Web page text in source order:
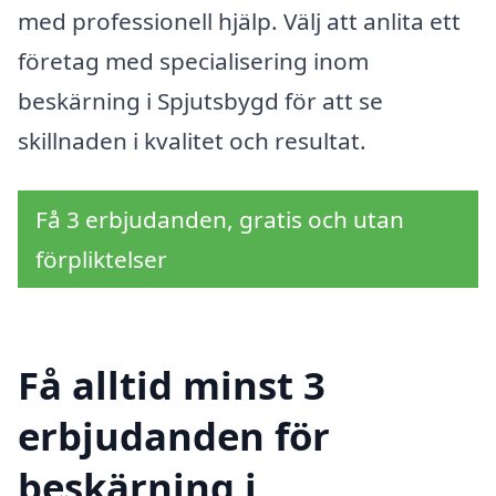
med professionell hjälp. Välj att anlita ett
företag med specialisering inom
beskärning i Spjutsbygd för att se
skillnaden i kvalitet och resultat.
Få 3 erbjudanden, gratis och utan
förpliktelser
Få alltid minst 3
erbjudanden för